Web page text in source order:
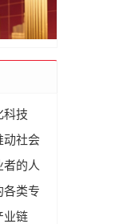
科技
动社会
者的人
各类专
业链